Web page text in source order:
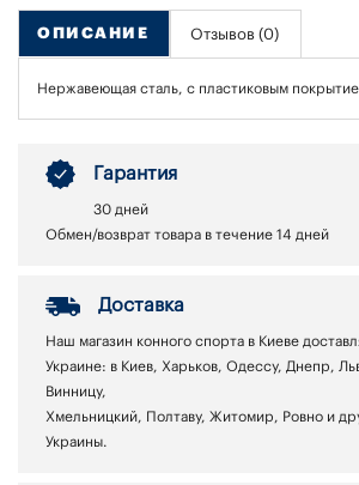
ОПИСАНИЕ Отзывов (0)
Нержавеющая сталь, с пластиковым
Гарантия
30 дней
Обмен/возврат товара в течение 14 дней
Доставка
Наш магазин конного спорта в Киеве
Украине: в Киев, Харьков, Одессу, Днепр,
Винницу,
Хмельницкий, Полтаву, Житомир, Ровно и
Украины.